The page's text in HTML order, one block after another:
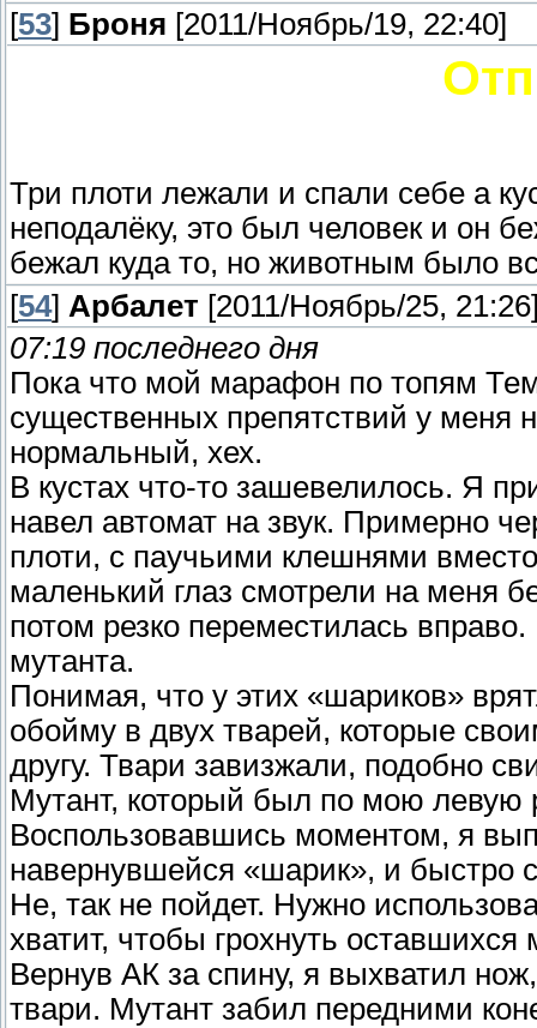
[53] Броня [2011/Ноябрь/19, 22:40]
Три плоти лежали и спали себе а
неподалёку, это был человек и он
бежал куда то, но животным было
[54] Арбалет [2011/Ноябрь/25,
07:19 последнего дня
Пока что мой марафон по топям
существенных препятствий у меня
нормальный, хех.
В кустах что-то зашевелилось. Я
навел автомат на звук. Примерно
плоти, с паучьими клешнями
маленький глаз смотрели на меня
потом резко переместилась
мутанта.
Понимая, что у этих «шариков»
обойму в двух тварей, которые
другу. Твари завизжали, подобно
Мутант, который был по мою левую
Воспользовавшись моментом, я
навернувшейся «шарик», и быстро
Не, так не пойдет. Нужно
хватит, чтобы грохнуть оставшихся
Вернув АК за спину, я выхватил
твари. Мутант забил передними